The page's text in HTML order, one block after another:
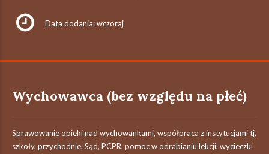
Data dodania: wczoraj
Wychowawca (bez względu na płeć)
Sprawowanie opieki nad wychowankami, współpraca z instytucjami tj.
szkoły, przychodnie, Sąd, PCPR, pomoc w odrabianiu lekcji, wycieczki